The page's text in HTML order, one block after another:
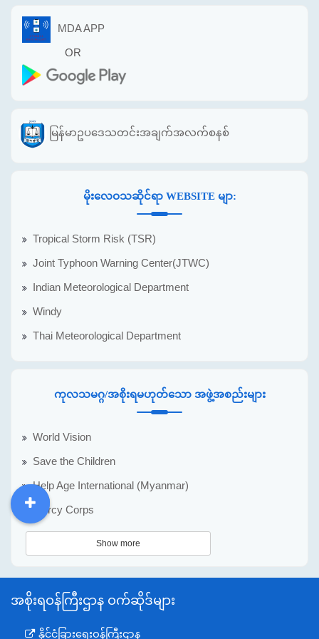
MDA APP
OR
မြန်မာဥပဒေသတင်းအချက်အလက်စနစ်
မိုးလေဝသဆိုင်ရာ WEBSITE မျာ:
Tropical Storm Risk (TSR)
Joint Typhoon Warning Center(JTWC)
Indian Meteorological Department
Windy
Thai Meteorological Department
ကုလသမဂ္ဂ/အစိုးရမဟုတ်သော အဖွဲ့အစည်းများ
World Vision
Save the Children
Help Age International (Myanmar)
Mercy Corps
Show more
အစိုးရဝန်ကြီးဌာန ဝက်ဆိုဒ်များ
နိုင်ငံခြားရေးဝန်ကြီးဌာန
DDM